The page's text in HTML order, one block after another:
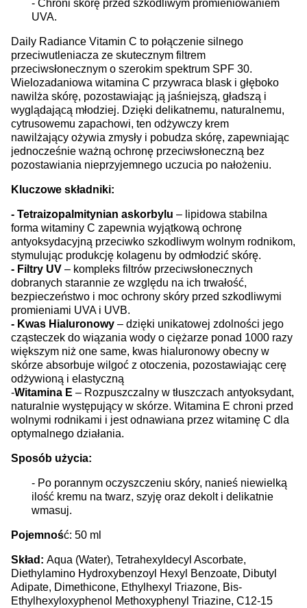
- Chroni skórę przed szkodliwym promieniowaniem
UVA.
Daily Radiance Vitamin C to połączenie silnego
przeciwutleniacza ze skutecznym filtrem
przeciwsłonecznym o szerokim spektrum SPF 30.
Wielozadaniowa witamina C przywraca blask i głęboko
nawilża skórę, pozostawiając ją jaśniejszą, gładszą i
wyglądającą młodziej. Dzięki delikatnemu, naturalnemu,
cytrusowemu zapachowi, ten odżywczy krem
nawilżający ożywia zmysły i pobudza skórę, zapewniając
jednocześnie ważną ochronę przeciwsłoneczną bez
pozostawiania nieprzyjemnego uczucia po nałożeniu.
Kluczowe składniki:
- Tetraizopalmitynian askorbylu – lipidowa stabilna
forma witaminy C zapewnia wyjątkową ochronę
antyoksydacyjną przeciwko szkodliwym wolnym rodnikom,
stymulując produkcję kolagenu by odmłodzić skórę.
- Filtry UV – kompleks filtrów przeciwsłonecznych
dobranych starannie ze względu na ich trwałość,
bezpieczeństwo i moc ochrony skóry przed szkodliwymi
promieniami UVA i UVB.
- Kwas Hialuronowy – dzięki unikatowej zdolności jego
cząsteczek do wiązania wody o ciężarze ponad 1000 razy
większym niż one same, kwas hialuronowy obecny w
skórze absorbuje wilgoć z otoczenia, pozostawiając cerę
odżywioną i elastyczną
-Witamina E – Rozpuszczalny w tłuszczach antyoksydant,
naturalnie występujący w skórze. Witamina E chroni przed
wolnymi rodnikami i jest odnawiana przez witaminę C dla
optymalnego działania.
Sposób użycia:
- Po porannym oczyszczeniu skóry, nanieś niewielką
ilość kremu na twarz, szyję oraz dekolt i delikatnie
wmasuj.
Pojemność: 50 ml
Skład: Aqua (Water), Tetrahexyldecyl Ascorbate,
Diethylamino Hydroxybenzoyl Hexyl Benzoate, Dibutyl
Adipate, Dimethicone, Ethylhexyl Triazone, Bis-
Ethylhexyloxyphenol Methoxyphenyl Triazine, C12-15